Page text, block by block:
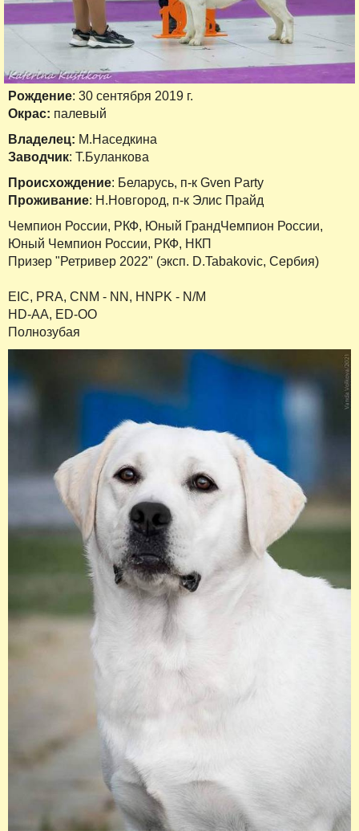
Рождение: 30 сентября 2019 г.
Окрас: палевый
Владелец: М.Наседкина
Заводчик: Т.Буланкова
Происхождение: Беларусь, п-к Gven Party
Проживание: Н.Новгород, п-к Элис Прайд
Чемпион России, РКФ, Юный ГрандЧемпион России,
Юный Чемпион России, РКФ, НКП
Призер "Ретривер 2022" (эксп. D.Tabakovic, Сербия)
EIC, PRA, CNM - NN, HNPK - N/M
HD-AА, ED-OО
Полнозубая